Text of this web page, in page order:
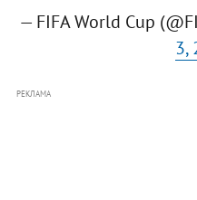
— FIFA World Cup
3,
РЕКЛАМА